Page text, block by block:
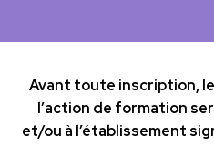
Avant toute inscription,
l’action de formation
et/ou à l’établissement